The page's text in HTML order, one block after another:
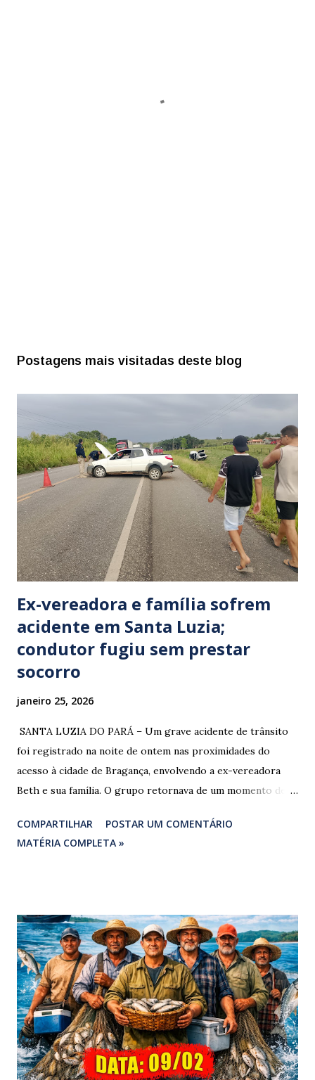
Postagens mais visitadas deste blog
Ex-vereadora e família sofrem
acidente em Santa Luzia;
condutor fugiu sem prestar
socorro
janeiro 25, 2026
​ SANTA LUZIA DO PARÁ – Um grave acidente de trânsito
foi registrado na noite de ontem nas proximidades do
acesso à cidade de Bragança, envolvendo a ex-vereadora
Beth e sua família. O grupo retornava de um momento de
vereadora e irmão dos ex-vereadores de Bragança, Mauro
Rodrigues e Zeca Rodrigues , estava voltando do
família foi atingido por uma caminhonete. O condutor da
mesma apresentava sinais visíveis de embriaguez, e
diversas latas de bebidas alcoólicas foram avistadas no
interior do veículo. O motorista, identificado por
moradores locais como irmão do vereador "Neguinho do
Coco", de Santa Luzia do Pará, evadiu-se do local sem
prestar assistência às vítimas. ​Atendimento e Danos ​A
Polícia Rodoviária Federal (PRF) foi acionada para atender a
COMPARTILHAR
POSTAR UM COMENTÁRIO
MATÉRIA COMPLETA »